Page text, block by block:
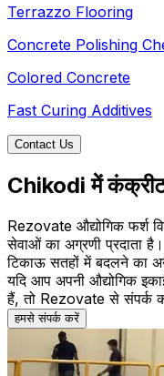
Terrazzo Flooring
Concrete Polishing
Colored Concrete
Fast Curing Additives
Contact Us
Chikodi में कंक्रीट
Rezovate औद्योगिक फर्श
सेवाओं का अग्रणी प्रदाता
टिकाऊ सतहों में बदलने का
यदि आप अपनी औद्योगिक
हैं, तो Rezovate से
हमसे संपर्क करें